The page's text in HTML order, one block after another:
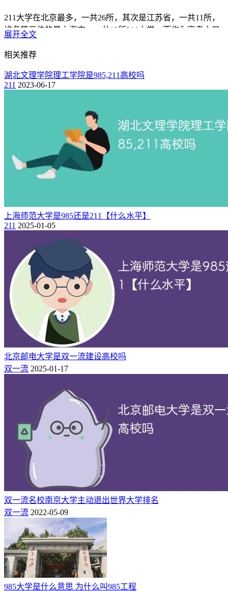
211大学在北京最多，一共26所，其次是江苏省，一共11所，
排名第三位的是上海市，一共10所211大学。而作为高考人口
在各省都有哪些211大学吧！
1. 北京（26所）
北京交通大学、北京工业大学、北京科技大学、北京化工大
学、北京邮电大学、北京林业大学、中国传媒大学、中央音乐
学院、对外经济贸易大学、北京中医药大学、北京外国语大
学、中国地质大学（北京）、中国矿业大学（北京）、中国石
油大学（北京）、中国政法大学、中央财经大学、华北电力大
学、北京体育大学。
南京大学、东南大学、南京农业大学、南京航空航天大学、中
理工大学、苏州大学、江南大学。
3、上海（10所）
复旦大学、上海交通大学、同济大学、华东师范大学、东华大
学、上海大学、中国人民解放军海军军医大学（第二军医大
学）、上海财经大学、上海外国语大学、华东理工大学。
4、陕西（8所）
西安交通大学、西北工业大学、西北农林科技大学、中国人民
解放军空军军医大学（第四军医大学）、陕西师范大学、西安
电子科技大学、西北大学、长安大学。
5、湖北（7所）
武汉大学、华中科技大学、中国地质大学（武汉）、华中农业
大学、华中师范大学、武汉理工大学、中南财经政法大学。
6、四川（5所）
四川大学、电子科技大学、西南交通大学、西南财经大学、四
川农业大学。
7、黑龙江（4所）
哈尔滨工业大学、哈尔滨工程大学、东北农业大学、东北林业
大学。
8、广东（4所）
中山大学、华南理工大学、华南师范大学、暨南大学。
展开全文
相关推荐
湖北文理学院理工学院是985,211高校吗
211 2023-06-17
上海师范大学是985还是211【什么水平】
211 2025-01-05
北京邮电大学是双一流建设高校吗
双一流 2025-01-17
双一流名校南京大学主动退出世界大学排名
双一流 2022-05-09
985大学是什么意思 为什么叫985工程